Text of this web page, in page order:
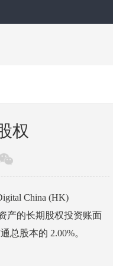
权
China (HK)
产的长期股权投资账面
总股本的 2.00%。